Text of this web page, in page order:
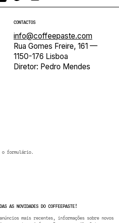
CONTACTOS
info@coffeepaste.com
Rua Gomes Freire, 161 —
1150-176 Lisboa
Diretor: Pedro Mendes
o formulário.
AS NOVIDADES DO COFFEEPASTE!
mais recentes, informações sobre novos